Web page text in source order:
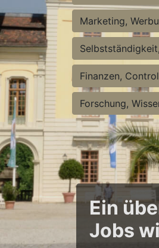
Marketing,
Finanzen,
Forschung,
Ein
Jobs